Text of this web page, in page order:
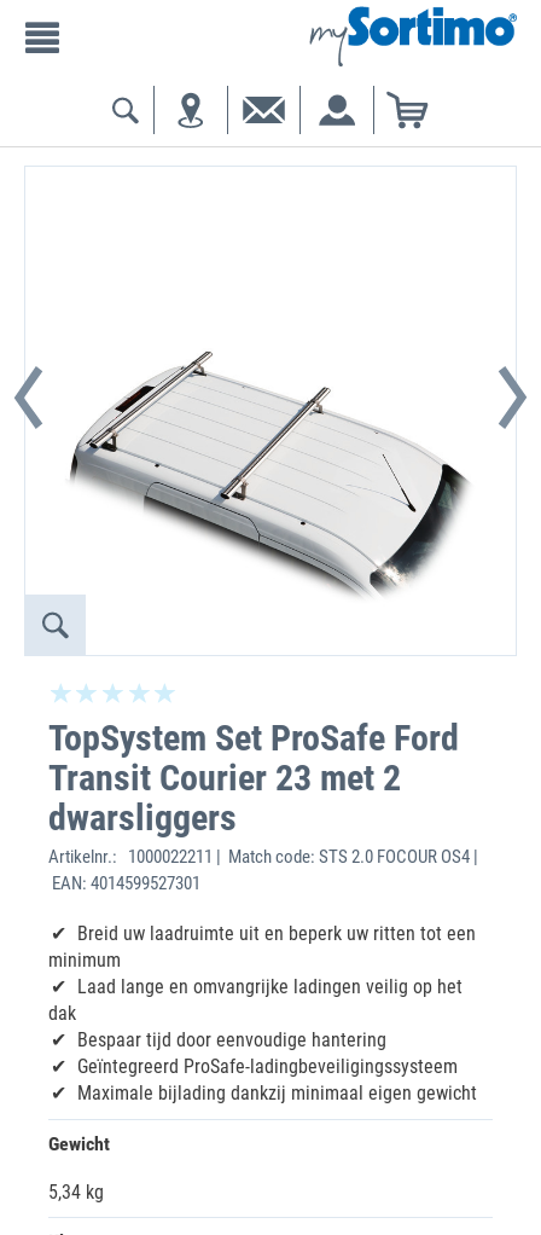
TopSystem Set ProSafe Ford
Transit Courier 23 met 2
dwarsliggers
Artikelnr.:
1000022211 | Match code: STS 2.0 FOCOUR OS4 |
EAN: 4014599527301
Breid uw laadruimte uit en beperk uw ritten tot een
minimum
Laad lange en omvangrijke ladingen veilig op het
dak
Bespaar tijd door eenvoudige hantering
Geïntegreerd ProSafe-ladingbeveiligingssysteem
Maximale bijlading dankzij minimaal eigen gewicht
Gewicht
5,34 kg